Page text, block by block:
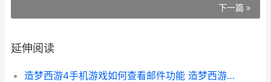
下一篇 »
延伸阅读
造梦西游4手机游戏如何查看邮件功能 造梦西游4手机版什么时候出的